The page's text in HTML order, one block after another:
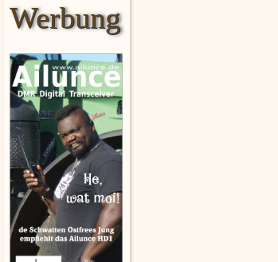
Werbung